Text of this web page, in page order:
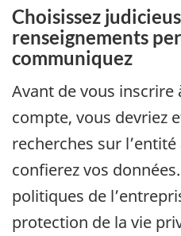
Choisissez
renseignements
communiquez
Avant de vous inscrire
compte, vous devriez
recherches sur
confierez vos
politiques de
protection de la vie